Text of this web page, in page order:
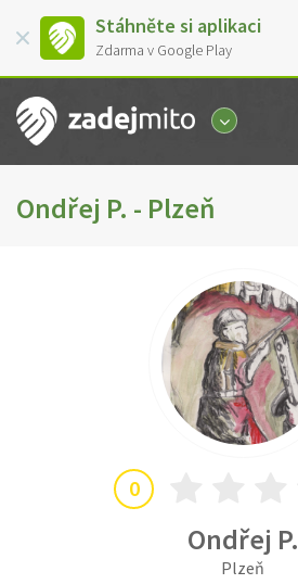
Stáhněte si aplikaci
Zdarma v Google Play
Ondřej P. - Plzeň
0
Ondřej P.
Plzeň